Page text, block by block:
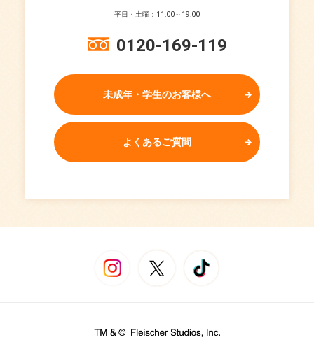
平日・土曜：11:00～19:00
0120-169-119
未成年・学生のお客様へ
よくあるご質問